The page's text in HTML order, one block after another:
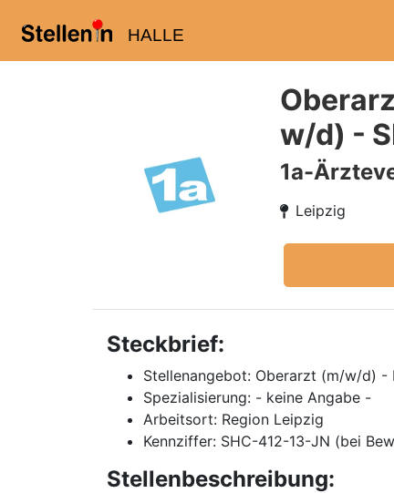
HALLE
w/d) -
1a-
Leipzig
Steckbrief:
Stellenangebot: Oberarzt (m/w/d) -
Spezialisierung: - keine Angabe -
Arbeitsort: Region Leipzig
Kennziffer: SHC-412-13-JN (bei
Stellenbeschreibung: